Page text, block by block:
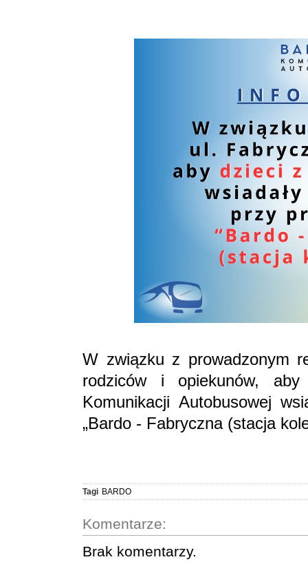
W związku z prowadzonym
rodziców i opiekunów,
Komunikacji Autobusowej
„Bardo - Fabryczna (stacja
Tagi BARDO
Komentarze:
Brak komentarzy.